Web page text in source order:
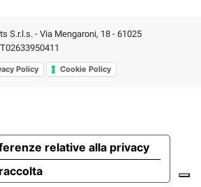
S.r.l.s. - Via Mengaroni, 18 - 61025
Policy Cookie Policy
relative alla privacy